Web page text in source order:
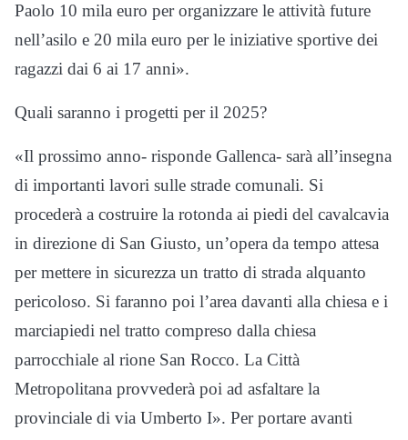
Paolo 10 mila euro per organizzare le attività future
nell’asilo e 20 mila euro per le iniziative sportive dei
ragazzi dai 6 ai 17 anni».
Quali saranno i progetti per il 2025?
«Il prossimo anno- risponde Gallenca- sarà all’insegna
di importanti lavori sulle strade comunali. Si
procederà a costruire la rotonda ai piedi del cavalcavia
in direzione di San Giusto, un’opera da tempo attesa
per mettere in sicurezza un tratto di strada alquanto
pericoloso. Si faranno poi l’area davanti alla chiesa e i
marciapiedi nel tratto compreso dalla chiesa
parrocchiale al rione San Rocco. La Città
Metropolitana provvederà poi ad asfaltare la
provinciale di via Umberto I». Per portare avanti